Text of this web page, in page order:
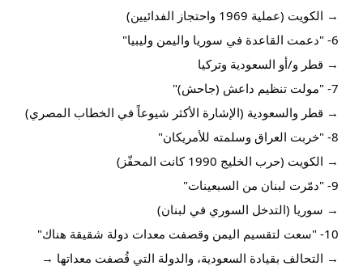
→ الكويت (عملية 1969 واحتجاز الفدائيين)
6- "دعمت القاعدة في سوريا واليمن وليبيا"
→ قطر و/أو السعودية وتركيا
7- "مولت تنظيم داعش (جاحش)"
→ قطر والسعودية (الإشارة الأكثر شيوعاً في الخطاب المصري)
8- "خربت العراق وسلمته للأمريكان"
→ الكويت (حرب الخليج 1990 كانت المحفّز)
9- "دمّرت لبنان من السبعينات"
→ سوريا (التدخل السوري في لبنان)
10- "سعت لتقسيم اليمن وقصفت معدات دولة شقيقة هناك"
→ التحالف بقيادة السعودية، والدولة التي قُصفت معداتها →